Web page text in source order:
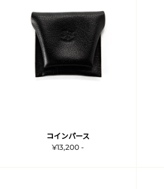
コインパース
¥13,200 -